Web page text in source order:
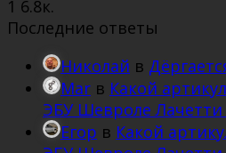
1 6.8к.
Последние ответы
Николай в
Mar в Какой
ЭБУ Шевроле Лачетти
Егор в Какой